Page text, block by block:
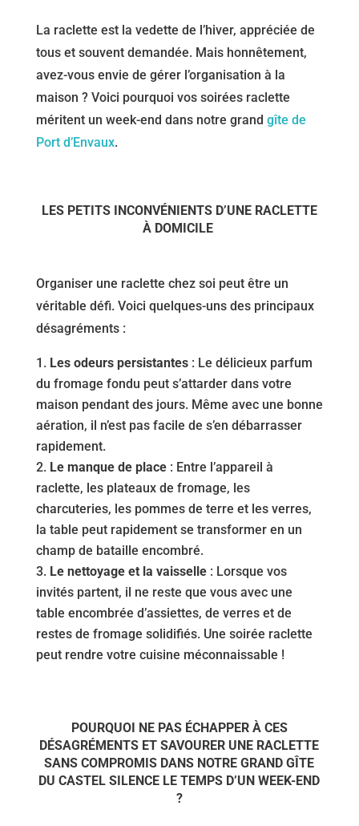
La raclette est la vedette de l’hiver, appréciée de
tous et souvent demandée. Mais honnêtement,
avez-vous envie de gérer l’organisation à la
maison ? Voici pourquoi vos soirées raclette
méritent un week-end dans notre grand gîte de
Port d’Envaux.
LES PETITS INCONVÉNIENTS D’UNE RACLETTE
À DOMICILE
Organiser une raclette chez soi peut être un
véritable défi. Voici quelques-uns des principaux
désagréments :
Les odeurs persistantes: Le délicieux parfum
du fromage fondu peut s’attarder dans votre
maison pendant des jours. Même avec une bonne
aération, il n’est pas facile de s’en débarrasser
rapidement.
Le manque de place: Entre l’appareil à
raclette, les plateaux de fromage, les
charcuteries, les pommes de terre et les verres,
la table peut rapidement se transformer en un
champ de bataille encombré.
Le nettoyage et la vaisselle: Lorsque vos
invités partent, il ne reste que vous avec une
table encombrée d’assiettes, de verres et de
restes de fromage solidifiés. Une soirée raclette
peut rendre votre cuisine méconnaissable !
POURQUOI NE PAS ÉCHAPPER À CES
DÉSAGRÉMENTS ET SAVOURER UNE RACLETTE
SANS COMPROMIS DANS NOTRE GRAND GÎTE
DU CASTEL SILENCE LE TEMPS D’UN WEEK-END
?